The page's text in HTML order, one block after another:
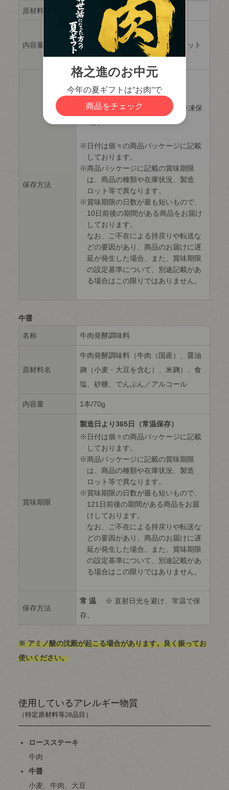
のしの指定
須
原材料 国産黒毛和牛（門崎熟成肉）
内容量
100g×3枚
※特選ロースステーキはハーフカット
です。
保存方法
冷凍
保存方法: -18℃以下で保存
賞味期限: 製造日より30日（冷凍保
日付は個々の商品パッケージに記載
しております。
商品パッケージに記載の賞味期限
は、商品の種類や在庫状況、製造
ロット等で異なります。
賞味期限の日数が最も短いもので、
10日前後の期間がある商品をお届け
しております。
なお、ご不在による持戻りや転送な
どの要因があり、商品のお届けに遅
延が発生した場合、また、賞味期限
の設定基準について、別途記載があ
る場合はこの限りではありません。
牛醤
名称 牛肉発酵調味料
原材料名
牛肉発酵調味料（牛肉（国産）、醤油
麹（小麦・大豆を含む）、米麹）、食
塩、砂糖、でんぷん／アルコール
内容量 1本/70g
賞味期限
製造日より365日（常温保存）
日付は個々の商品パッケージに記載
しております。
商品パッケージに記載の賞味期限
は、商品の種類や在庫状況、製造
ロット等で異なります。
賞味期限の日数が最も短いもので、
121日前後の期間がある商品をお届
けしております。
なお、ご不在による持戻りや転送な
どの要因があり、商品のお届けに遅
延が発生した場合、また、賞味期限
の設定基準について、別途記載があ
る場合はこの限りではありません。
保存方法
常 温 ※ 直射日光を避け、常温で保
存。
※ アミノ酸の沈殿が起こる場合があります。良く振ってお
使いください。
使用しているアレルギー物質
（特定原材料等28品目）
ロースステーキ
牛肉
牛醤
小麦、牛肉、大豆